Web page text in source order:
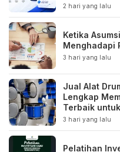
2 hari yang lalu
Ketika
Menghadapi
3 hari yang lalu
Jual Alat
Lengkap
Terbaik
Komunitas
3 hari yang lalu
Pelatihan